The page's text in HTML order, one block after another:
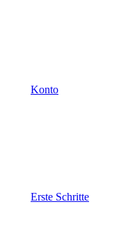
Konto
Erste Schritte